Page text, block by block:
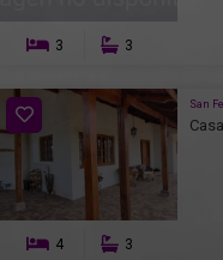
3 3
San
4 3